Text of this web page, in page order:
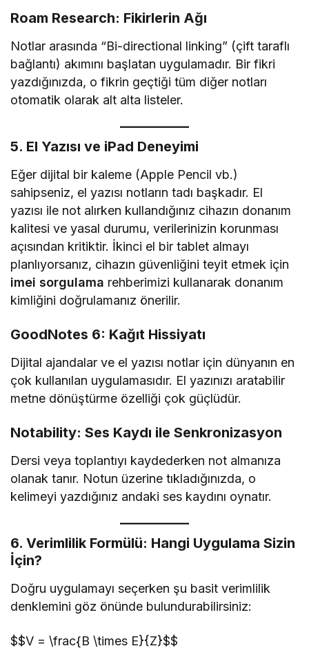
Roam Research: Fikirlerin Ağı
Notlar arasında “Bi-directional linking” (çift taraflı
bağlantı) akımını başlatan uygulamadır. Bir fikri
yazdığınızda, o fikrin geçtiği tüm diğer notları
otomatik olarak alt alta listeler.
5. El Yazısı ve iPad Deneyimi
Eğer dijital bir kaleme (Apple Pencil vb.)
sahipseniz, el yazısı notların tadı başkadır. El
yazısı ile not alırken kullandığınız cihazın donanım
kalitesi ve yasal durumu, verilerinizin korunması
açısından kritiktir. İkinci el bir tablet almayı
planlıyorsanız, cihazın güvenliğini teyit etmek için
imei sorgulama rehberimizi kullanarak donanım
kimliğini doğrulamanız önerilir.
GoodNotes 6: Kağıt Hissiyatı
Dijital ajandalar ve el yazısı notlar için dünyanın en
çok kullanılan uygulamasıdır. El yazınızı aratabilir
metne dönüştürme özelliği çok güçlüdür.
Notability: Ses Kaydı ile Senkronizasyon
Dersi veya toplantıyı kaydederken not almanıza
olanak tanır. Notun üzerine tıkladığınızda, o
kelimeyi yazdığınız andaki ses kaydını oynatır.
6. Verimlilik Formülü: Hangi Uygulama Sizin
İçin?
Doğru uygulamayı seçerken şu basit verimlilik
denklemini göz önünde bulundurabilirsiniz:
$$V = \frac{B \times E}{Z}$$